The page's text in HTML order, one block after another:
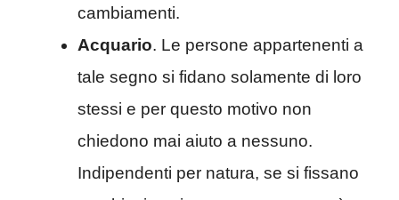
cambiamenti.
Acquario. Le persone appartenenti a
tale segno si fidano solamente di loro
stessi e per questo motivo non
chiedono mai aiuto a nessuno.
Indipendenti per natura, se si fissano